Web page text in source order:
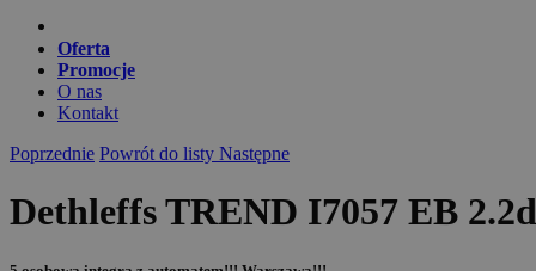
Oferta
Promocje
O nas
Kontakt
Poprzednie Powrót do listy Następne
Dethleffs TREND I7057 EB